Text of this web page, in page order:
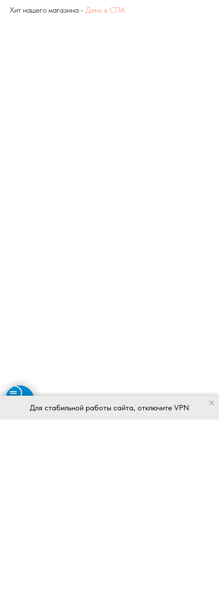
Хит нашего магазина - День в СПА
Для стабильной работы сайта, отключите VPN